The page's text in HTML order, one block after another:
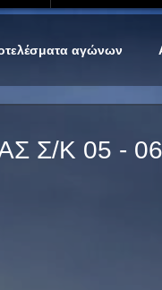
αγώνων
Σ/Κ 05 -